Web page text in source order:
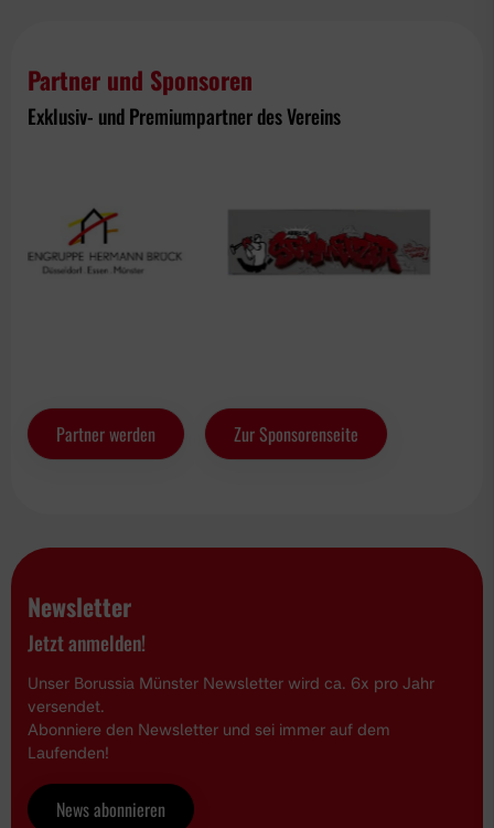
Partner und Sponsoren
Exklusiv- und Premiumpartner des Vereins
Partner werden Zur Sponsorenseite
Newsletter
Jetzt anmelden!
Unser Borussia Münster Newsletter wird ca. 6x pro Jahr
versendet.
Abonniere den Newsletter und sei immer auf dem
Laufenden!
News abonnieren